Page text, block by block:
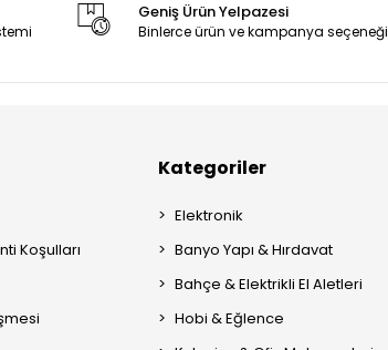
Geniş Ürün Yelpazesi
Binlerce ürün ve kampanya seçeneği
Koşulları
Kategoriler
Elektronik
Banyo Yapı & Hırdavat
Bahçe & Elektrikli El Aletleri
Hobi & Eğlence